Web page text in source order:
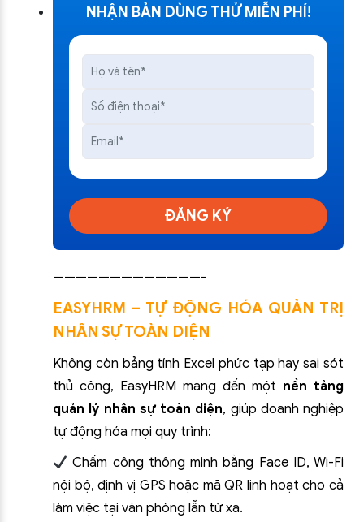
NHẬN BẢN DÙNG THỬ MIỄN PHÍ!
ĐĂNG KÝ
—————————————-
EASYHRM – TỰ ĐỘNG HÓA QUẢN TRỊ
NHÂN SỰ TOÀN DIỆN
Không còn bảng tính Excel phức tạp hay sai sót
thủ công, EasyHRM mang đến một nền tảng
quản lý nhân sự toàn diện, giúp doanh nghiệp
tự động hóa mọi quy trình:
Chấm công thông minh bằng Face ID, Wi-Fi
nội bộ, định vị GPS hoặc mã QR linh hoạt cho cả
làm việc tại văn phòng lẫn từ xa.